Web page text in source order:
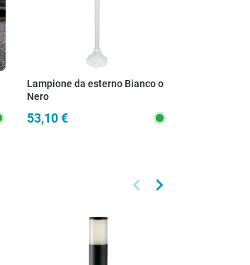
Lampione da esterno Bianco o
Nero
53,10 €
Precedente
keyboard_arrow_left Successivo
keyboard_arrow_right